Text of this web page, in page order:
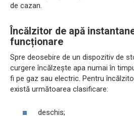
de cazan.
Încălzitor de apă
funcționare
Spre deosebire de un dispozitiv de
curgere încălzește apa numai în
fi pe gaz sau electric. Pentru
există următoarea clasificare:
deschis;